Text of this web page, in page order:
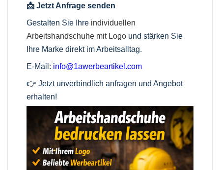
📩 Jetzt Anfrage senden
Gestalten Sie Ihre individuellen
Arbeitshandschuhe mit Logo und stärken Sie
Ihre Marke direkt im Arbeitsalltag.
E-Mail: info@1awerbeartikel.com
👉 Jetzt unverbindlich anfragen und Angebot
erhalten!